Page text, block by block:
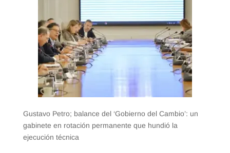
Gustavo Petro; balance del ‘Gobierno del Cambio’: un
gabinete en rotación permanente que hundió la
ejecución técnica